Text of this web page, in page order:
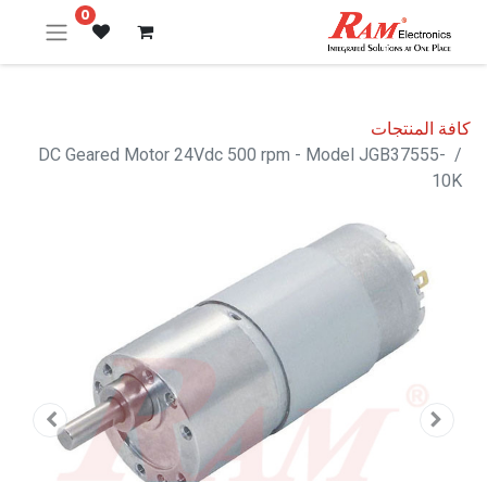
0
كافة المنتجات
DC Geared Motor 24Vdc 500 rpm - Model JGB37555-
10K